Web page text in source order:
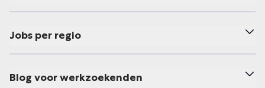
Jobs per regio
Blog voor werkzoekenden